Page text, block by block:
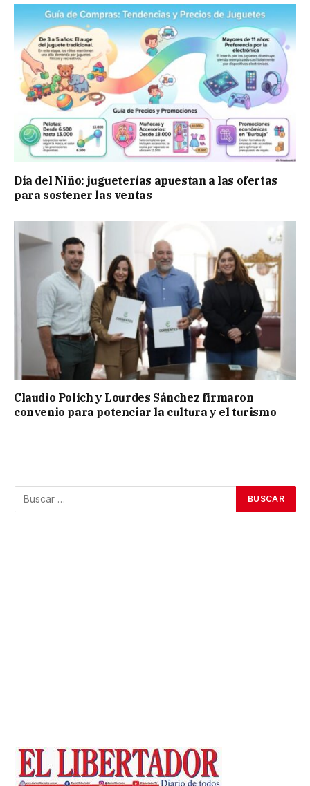
Día del Niño: jugueterías apuestan a las ofertas
para sostener las ventas
Claudio Polich y Lourdes Sánchez firmaron
convenio para potenciar la cultura y el turismo